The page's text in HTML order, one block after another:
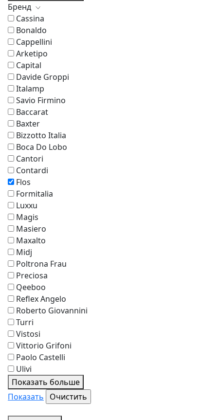
Бренд
Cassina
Bonaldo
Cappellini
Arketipo
Capital
Davide Groppi
Italamp
Savio Firmino
Baccarat
Baxter
Bizzotto Italia
Boca Do Lobo
Cantori
Contardi
Flos
Formitalia
Luxxu
Magis
Masiero
Maxalto
Midj
Poltrona Frau
Preciosa
Qeeboo
Reflex Angelo
Roberto Giovannini
Turri
Vistosi
Vittorio Grifoni
Paolo Castelli
Ulivi
Показать больше
Показать